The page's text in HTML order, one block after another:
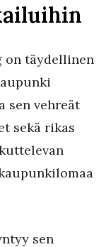
on täydellinen
sen vehreät
sekä rikas
sen